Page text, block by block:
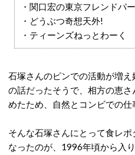
・関口宏の東京フレンドパ
・どうぶつ奇想天外!
・ティーンズねっとわーく
石塚さんのピンでの活動が増
の話だったそうで、相方の恵
めたため、自然とコンビでの仕
そんな石塚さんにとって食レ
なったのが、1996年頃から入